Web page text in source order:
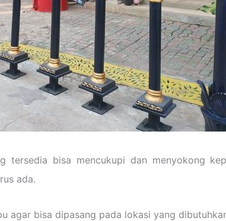
bisa mencukupi dan menyokong
ada.
agar bisa dipasang pada lokasi yang